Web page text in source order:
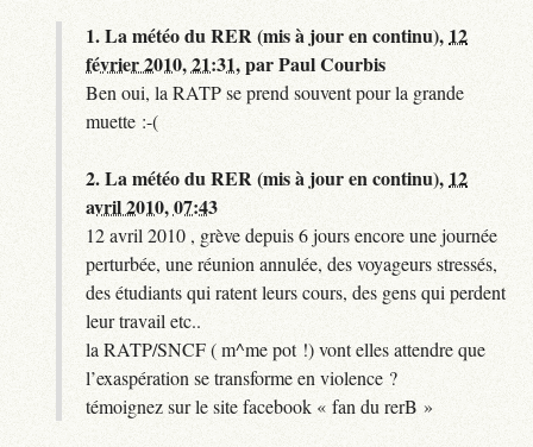
1.La météo du RER (mis à jour en continu), 12
février 2010, 21:31,parPaul Courbis
Ben oui, la RATP se prend souvent pour la grande
muette :-(
2.La météo du RER (mis à jour en continu), 12
avril 2010, 07:43
12 avril 2010 , grève depuis 6 jours encore une journée
perturbée, une réunion annulée, des voyageurs stressés,
des étudiants qui ratent leurs cours, des gens qui perdent
leur travail etc..
la RATP/SNCF ( m^me pot !) vont elles attendre que
l’exaspération se transforme en violence ?
témoignez sur le site facebook « fan du rerB »